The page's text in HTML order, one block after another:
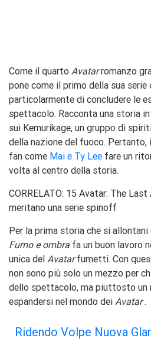
Come il quarto Avatarromanzo
pone come il primo della sua serie
particolarmente di concludere le
spettacolo. Racconta una storia
sui Kemurikage, un gruppo di
della nazione del fuoco.
fan come Mai e Ty Lee fare un
volta al centro della storia.
CORRELATO: 15 Avatar: The
meritano una serie spinoff
Per la prima storia che si
Fumo e ombra fa un buon lavoro
unica del Avatarfumetti. Con
non sono più solo un mezzo per
dello spettacolo, ma piuttosto
espandersi nel mondo dei Avatar.
Ridendo Volpe Nuova